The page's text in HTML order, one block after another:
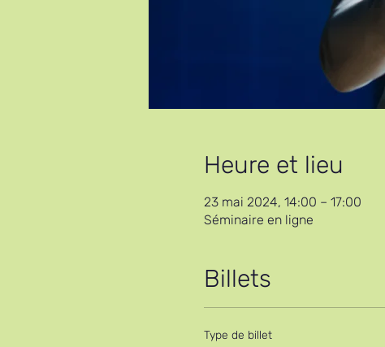
Heure et lieu
23 mai 2024, 14:00 – 17:00
Séminaire en ligne
Billets
Type de billet